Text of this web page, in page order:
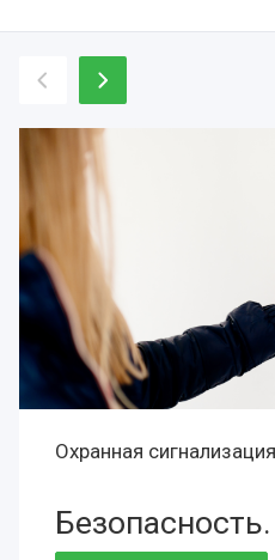
Охранная
Безопасность.